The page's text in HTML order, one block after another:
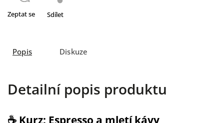
Zeptat se Sdílet
Popis Diskuze
Detailní popis produktu
☕ Kurz: Espresso a mletí kávy